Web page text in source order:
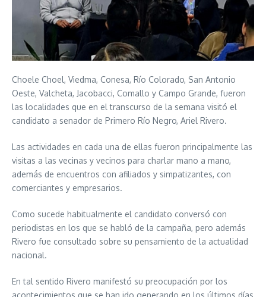
Choele Choel, Viedma, Conesa, Río Colorado, San Antonio
Oeste, Valcheta, Jacobacci, Comallo y Campo Grande, fueron
las localidades que en el transcurso de la semana visitó el
candidato a senador de Primero Río Negro, Ariel Rivero.
Las actividades en cada una de ellas fueron principalmente las
visitas a las vecinas y vecinos para charlar mano a mano,
además de encuentros con afiliados y simpatizantes, con
comerciantes y empresarios.
Como sucede habitualmente el candidato conversó con
periodistas en los que se habló de la campaña, pero además
Rivero fue consultado sobre su pensamiento de la actualidad
nacional.
En tal sentido Rivero manifestó su preocupación por los